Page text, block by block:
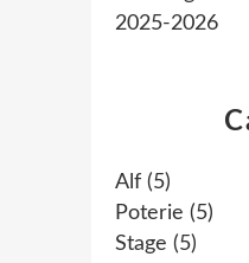
Alf (5)
Poterie (5)
Stage (5)
2025-2026